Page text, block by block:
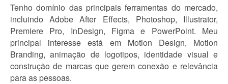
Tenho domínio das principais ferramentas do mercado,
incluindo Adobe After Effects, Photoshop, Illustrator,
Premiere Pro, InDesign, Figma e PowerPoint. Meu
principal interesse está em Motion Design, Motion
Branding, animação de logotipos, identidade visual e
construção de marcas que gerem conexão e relevância
para as pessoas.